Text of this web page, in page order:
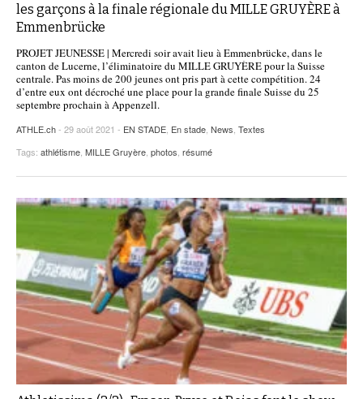
les garçons à la finale régionale du MILLE GRUYÈRE à
Emmenbrücke
PROJET JEUNESSE | Mercredi soir avait lieu à Emmenbrücke, dans le
canton de Lucerne, l’éliminatoire du MILLE GRUYÈRE pour la Suisse
centrale. Pas moins de 200 jeunes ont pris part à cette compétition. 24
d’entre eux ont décroché une place pour la grande finale Suisse du 25
septembre prochain à Appenzell.
ATHLE.ch- 29 août 2021 - EN STADE En stade News Textes
Tags: athlétisme MILLE Gruyère photos résumé